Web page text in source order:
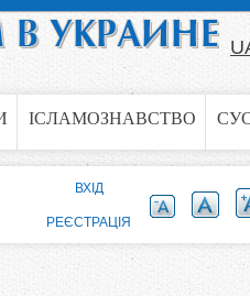
ІСЛАМОЗНАВСТВО
ВХІД
РЕЄСТРАЦІЯ